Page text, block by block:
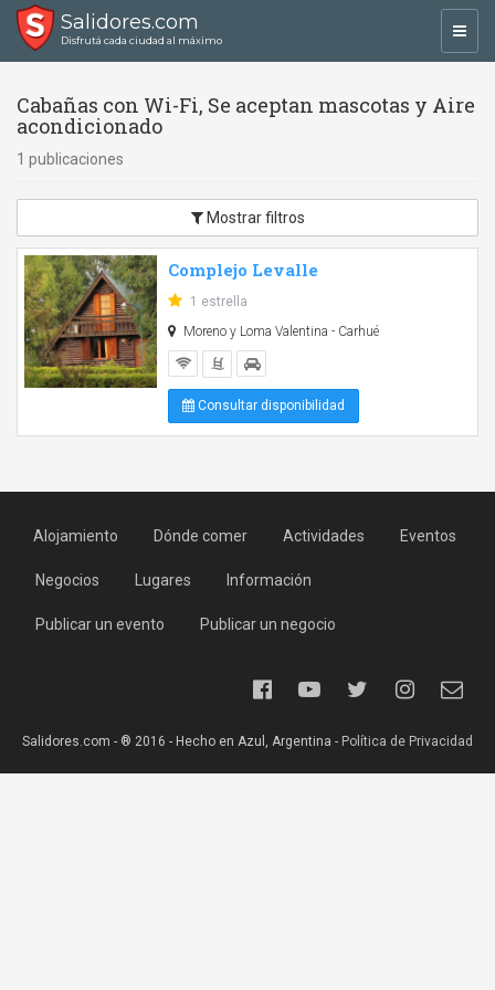
Salidores.com
Disfrutá cada ciudad al máximo
Cabañas con Wi-Fi, Se aceptan mascotas y Aire
acondicionado
1 publicaciones
Mostrar filtros
Complejo Levalle
1 estrella
Moreno y Loma Valentina - Carhué
Consultar disponibilidad
Alojamiento Dónde comer Actividades Eventos
Negocios Lugares Información
Publicar un evento Publicar un negocio
Salidores.com - ® 2016 - Hecho en Azul, Argentina - Política de Privacidad